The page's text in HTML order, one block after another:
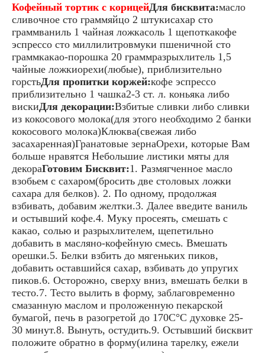
Кофейный тортик с корицейДля бисквита:масло
сливочное сто граммяйцо 2 штукисахар сто
граммваниль 1 чайная ложкасоль 1 щепоткакофе
эспрессо сто миллилитровмуки пшеничной сто
граммкакао-порошка 20 граммразрыхлитель 1,5
чайные ложкиорехи(любые), приблизительно
горстьДля пропитки коржей:кофе эспрессо
приблизительно 1 чашка2-3 ст. л. коньяка либо
вискиДля декорации:Взбитые сливки либо сливки
из кокосового молока(для этого необходимо 2 банки
кокосового молока)Клюква(свежая либо
засахаренная)Гранатовые зернаОрехи, которые Вам
больше нравятся Небольшие листики мяты для
декораГотовим Бисквит:1. Размягченное масло
взобьем с сахаром(бросить две столовых ложки
сахара для белков). 2. По одному, продолжая
взбивать, добавим желтки.3. Далее введите ваниль
и остывший кофе.4. Муку просеять, смешать с
какао, солью и разрыхлителем, щепетильно
добавить в масляно-кофейную смесь. Вмешать
орешки.5. Белки взбить до мягеньких пиков,
добавить оставшийся сахар, взбивать до упругих
пиков.6. Осторожно, сверху вниз, вмешать белки в
тесто.7. Тесто вылить в форму, заблаговременно
смазанную маслом и проложенную пекарской
бумагой, печь в разогретой до 170С°C духовке 25-
30 минут.8. Вынуть, остудить.9. Остывший бисквит
положите обратно в форму(илина тарелку, ежели